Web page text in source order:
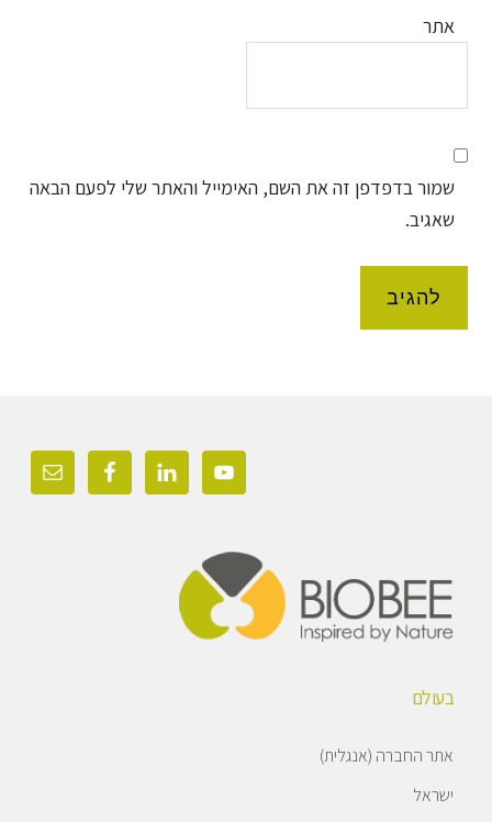
אתר
שמור בדפדפן זה את השם, האימייל והאתר שלי לפעם הבאה
שאגיב.
בעולם
אתר החברה (אנגלית)
ישראל